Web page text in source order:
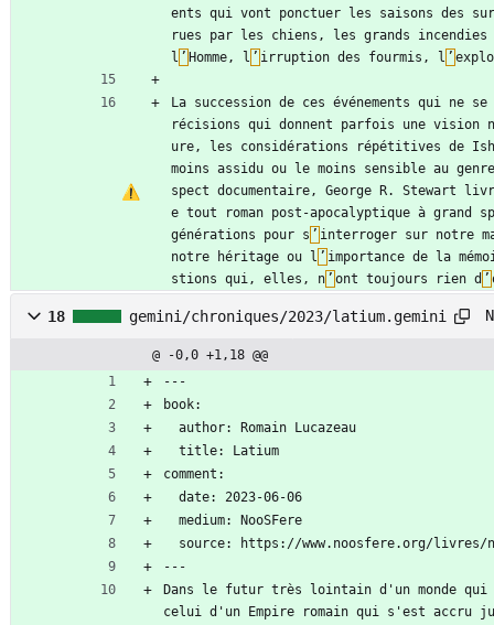
ents qui vont ponctuer les saisons des
rues par les chiens, les grands
l ’ Homme, l ’ irruption des fourmis, l ’
La succession de ces événements qui ne
récisions qui donnent parfois une vision
ure, les considérations répétitives de
moins assidu ou le moins sensible au
spect documentaire, George R. Stewart
e tout roman post-apocalyptique à grand
générations pour s ’ interroger sur notre
notre héritage ou l ’ importance de la
stions qui, elles, n ’ ont toujours rien d ’
18 gemini/chroniques/2023/latium.gemini
@ -0,0 +1,18 @@
---
book:
  author: Romain Lucazeau
  title: Latium
comment:
  date: 2023-06-06
  medium: NooSFere
source: https://www.noosfere.org/
---
Dans le futur très lointain d'un monde
celui d'un Empire romain qui s'est accru